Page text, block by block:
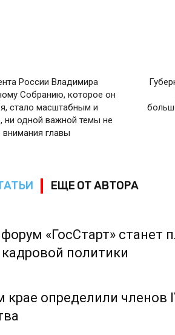
России Владимира
Собранию, которое он
стало масштабным и
ни одной важной темы не
главы
ЕЩЕ ОТ АВТОРА
«ГосСтарт» станет
политики
крае определили членов